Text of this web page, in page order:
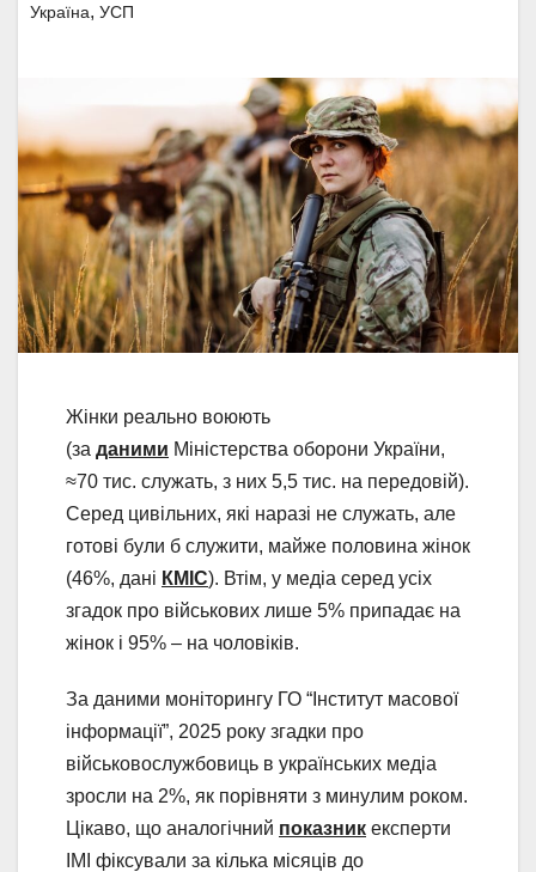
Україна, УСП
Жінки реально воюють
(за даними Міністерства оборони України,
≈70 тис. служать, з них 5,5 тис. на передовій).
Серед цивільних, які наразі не служать, але
готові були б служити, майже половина жінок
(46%, дані КМІС). Втім, у медіа серед усіх
згадок про військових лише 5% припадає на
жінок і 95% – на чоловіків.
За даними моніторингу ГО “Інститут масової
інформації”, 2025 року згадки про
військовослужбовиць в українських медіа
зросли на 2%, як порівняти з минулим роком.
Цікаво, що аналогічний показник експерти
ІМІ фіксували за кілька місяців до